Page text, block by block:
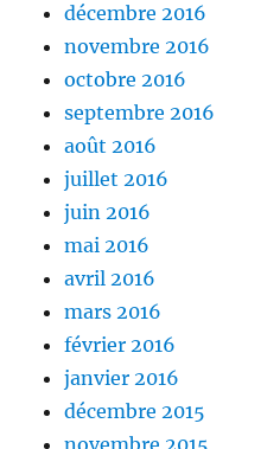
décembre 2016
novembre 2016
octobre 2016
septembre 2016
août 2016
juillet 2016
juin 2016
mai 2016
avril 2016
mars 2016
février 2016
janvier 2016
décembre 2015